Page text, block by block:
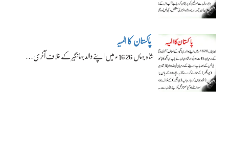
پاکستان کا المیہ
شاہ جہاں 1626ء میں اپنے والد جہانگیر کے خلاف آخری…